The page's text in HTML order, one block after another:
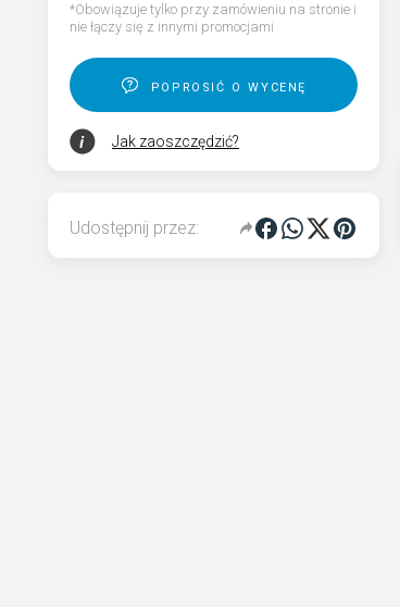
*Obowiązuje tylko przy zamówieniu na stronie i
nie łączy się z innymi promocjami
poprosić o wycenę
Jak zaoszczędzić?
Udostępnij przez: